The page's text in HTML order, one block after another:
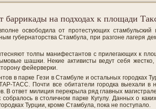
баррикады на подходах к площади
освободила от протестующих стамбульский
губернаторства Стамбула, при разгоне лагеря
толпы манифестантов с прилегающих к
шашки. Некие активисты ведут себя жестко,
фейерверки.
в парке Гези в Стамбуле и остальных городках
ТАСС. Почти все обитатели городка выехали в
В ответ милиция перекрыла ряд главных
в столичном парке Кугулу. Данных о
Турции, кроме Стамбула, пока не поступало.